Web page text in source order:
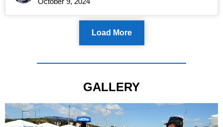
Load More
GALLERY